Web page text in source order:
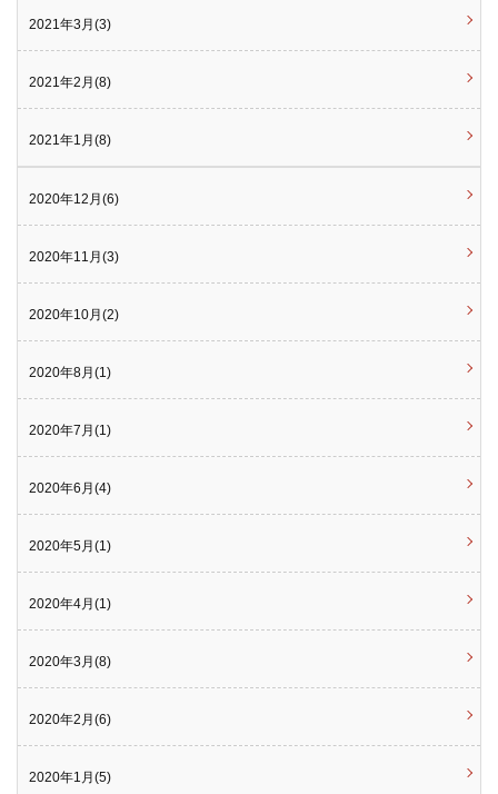
2021年3月(3)
2021年2月(8)
2021年1月(8)
2020年12月(6)
2020年11月(3)
2020年10月(2)
2020年8月(1)
2020年7月(1)
2020年6月(4)
2020年5月(1)
2020年4月(1)
2020年3月(8)
2020年2月(6)
2020年1月(5)